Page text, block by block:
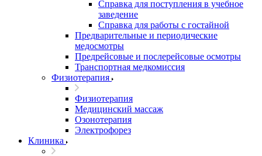
Справка для поступления в учебное
заведение
Справка для работы с гостайной
Предварительные и периодические
медосмотры
Предрейсовые и послерейсовые осмотры
Транспортная медкомиссия
Физиотерапия
Физиотерапия
Медицинский массаж
Озонотерапия
Электрофорез
Клиника